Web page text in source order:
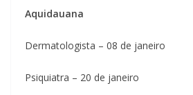
Aquidauana
Dermatologista – 08 de janeiro
Psiquiatra – 20 de janeiro